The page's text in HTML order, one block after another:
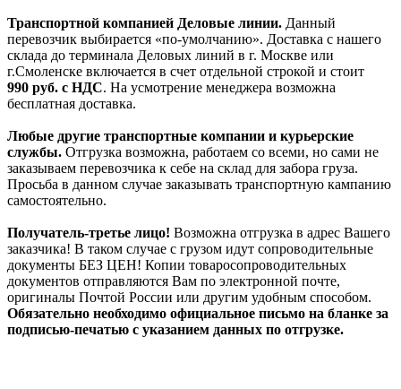
Транспортной компанией Деловые линии. Данный
перевозчик выбирается «по-умолчанию». Доставка с нашего
склада до терминала Деловых линий в г. Москве или
г.Смоленске включается в счет отдельной строкой и стоит
990 руб. с НДС. На усмотрение менеджера возможна
бесплатная доставка.
Любые другие транспортные компании и курьерские
службы. Отгрузка возможна, работаем со всеми, но сами не
заказываем перевозчика к себе на склад для забора груза.
Просьба в данном случае заказывать транспортную кампанию
самостоятельно.
Получатель-третье лицо! Возможна отгрузка в адрес Вашего
заказчика! В таком случае с грузом идут сопроводительные
документы БЕЗ ЦЕН! Копии товаросопроводительных
документов отправляются Вам по электронной почте,
оригиналы Почтой России или другим удобным способом.
Обязательно необходимо официальное письмо на бланке за
подписью-печатью с указанием данных по отгрузке.